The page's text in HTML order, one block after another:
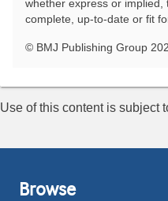
whether express or implied,
complete, up-to-date or fit
© BMJ Publishing Group
Use of this content is subject
Browse